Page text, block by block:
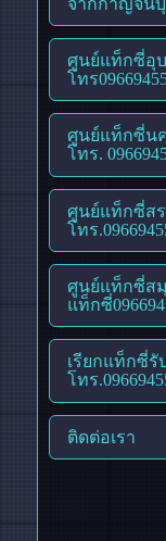
ศูนย์แท็กซี่อุ
โทร
ศูนย์แท็กซี่น
โทร.
ศูนย์แท็กซี่สร
โทร
ศูนย์แท็กซี่สมุ
แท็กซี่
เรียกแท็กซี่รั
โทร
ติดต่อเรา